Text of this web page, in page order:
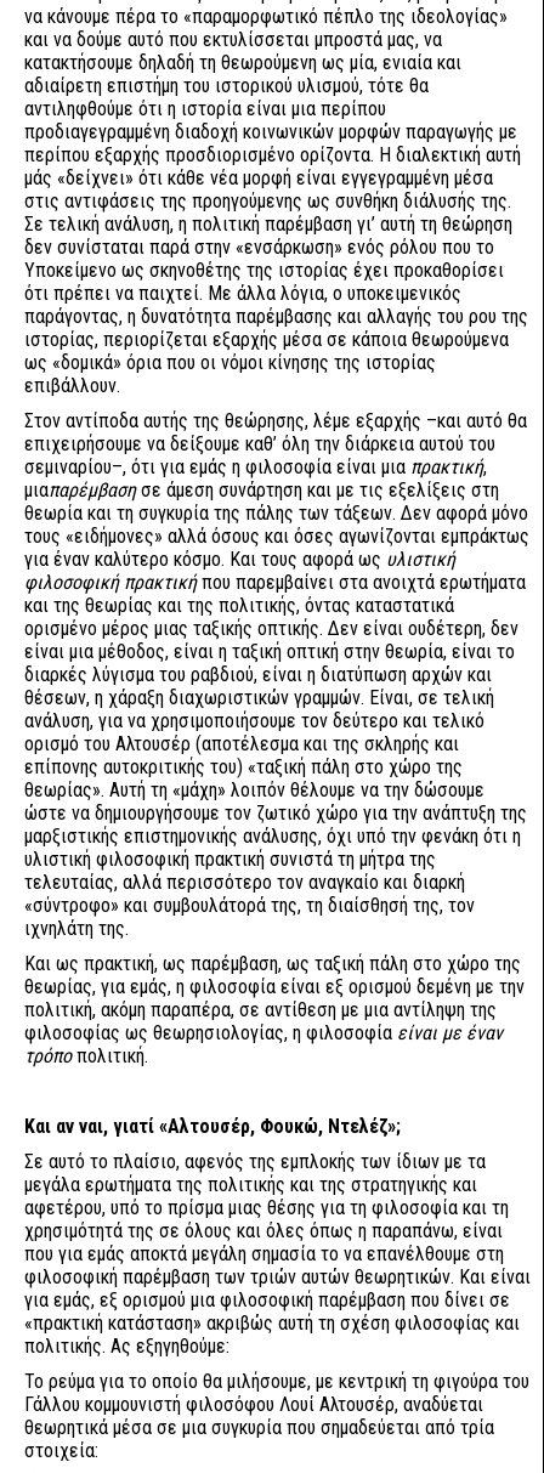
να κάνουμε πέρα το «παραμορφωτικό πέπλο της ιδεολογίας»
και να δούμε αυτό που εκτυλίσσεται μπροστά μας, να
κατακτήσουμε δηλαδή τη θεωρούμενη ως μία, ενιαία και
αδιαίρετη επιστήμη του ιστορικού υλισμού, τότε θα
αντιληφθούμε ότι η ιστορία είναι μια περίπου
προδιαγεγραμμένη διαδοχή κοινωνικών μορφών παραγωγής με
περίπου εξαρχής προσδιορισμένο ορίζοντα. Η διαλεκτική αυτή
μάς «δείχνει» ότι κάθε νέα μορφή είναι εγγεγραμμένη μέσα
στις αντιφάσεις της προηγούμενης ως συνθήκη διάλυσής της.
Σε τελική ανάλυση, η πολιτική παρέμβαση γι’ αυτή τη θεώρηση
δεν συνίσταται παρά στην «ενσάρκωση» ενός ρόλου που το
Υποκείμενο ως σκηνοθέτης της ιστορίας έχει προκαθορίσει
ότι πρέπει να παιχτεί. Με άλλα λόγια, ο υποκειμενικός
παράγοντας, η δυνατότητα παρέμβασης και αλλαγής του ρου της
ιστορίας, περιορίζεται εξαρχής μέσα σε κάποια θεωρούμενα
ως «δομικά» όρια που οι νόμοι κίνησης της ιστορίας
επιβάλλουν.
Στον αντίποδα αυτής της θεώρησης, λέμε εξαρχής –και αυτό θα
επιχειρήσουμε να δείξουμε καθ’ όλη την διάρκεια αυτού του
σεμιναρίου–, ότι για εμάς η φιλοσοφία είναι μια πρακτική,
μιαπαρέμβασησε άμεση συνάρτηση και με τις εξελίξεις στη
θεωρία και τη συγκυρία της πάλης των τάξεων. Δεν αφορά μόνο
τους «ειδήμονες» αλλά όσους και όσες αγωνίζονται εμπράκτως
για έναν καλύτερο κόσμο. Και τους αφορά ως υλιστική
φιλοσοφική πρακτικήπου παρεμβαίνει στα ανοιχτά ερωτήματα
και της θεωρίας και της πολιτικής, όντας καταστατικά
ορισμένο μέρος μιας ταξικής οπτικής. Δεν είναι ουδέτερη, δεν
είναι μια μέθοδος, είναι η ταξική οπτική στην θεωρία, είναι το
διαρκές λύγισμα του ραβδιού, είναι η διατύπωση αρχών και
θέσεων, η χάραξη διαχωριστικών γραμμών. Είναι, σε τελική
ανάλυση, για να χρησιμοποιήσουμε τον δεύτερο και τελικό
ορισμό του Αλτουσέρ (αποτέλεσμα και της σκληρής και
επίπονης αυτοκριτικής του) «ταξική πάλη στο χώρο της
θεωρίας». Αυτή τη «μάχη» λοιπόν θέλουμε να την δώσουμε
ώστε να δημιουργήσουμε τον ζωτικό χώρο για την ανάπτυξη της
μαρξιστικής επιστημονικής ανάλυσης, όχι υπό την φενάκη ότι η
υλιστική φιλοσοφική πρακτική συνιστά τη μήτρα της
τελευταίας, αλλά περισσότερο τον αναγκαίο και διαρκή
«σύντροφο» και συμβουλάτορά της, τη διαίσθησή της, τον
ιχνηλάτη της.
Και ως πρακτική, ως παρέμβαση, ως ταξική πάλη στο χώρο της
θεωρίας, για εμάς, η φιλοσοφία είναι εξ ορισμού δεμένη με την
πολιτική, ακόμη παραπέρα, σε αντίθεση με μια αντίληψη της
φιλοσοφίας ως θεωρησιολογίας, η φιλοσοφία είναι με έναν
τρόποπολιτική.
Και αν ναι, γιατί «Αλτουσέρ, Φουκώ, Ντελέζ»;
Σε αυτό το πλαίσιο, αφενός της εμπλοκής των ίδιων με τα
μεγάλα ερωτήματα της πολιτικής και της στρατηγικής και
αφετέρου, υπό το πρίσμα μιας θέσης για τη φιλοσοφία και τη
χρησιμότητά της σε όλους και όλες όπως η παραπάνω, είναι
που για εμάς αποκτά μεγάλη σημασία το να επανέλθουμε στη
φιλοσοφική παρέμβαση των τριών αυτών θεωρητικών. Και είναι
για εμάς, εξ ορισμού μια φιλοσοφική παρέμβαση που δίνει σε
«πρακτική κατάσταση» ακριβώς αυτή τη σχέση φιλοσοφίας και
πολιτικής. Ας εξηγηθούμε:
Το ρεύμα για το οποίο θα μιλήσουμε, με κεντρική τη φιγούρα του
Γάλλου κομμουνιστή φιλοσόφου Λουί Αλτουσέρ, αναδύεται
θεωρητικά μέσα σε μια συγκυρία που σημαδεύεται από τρία
στοιχεία: